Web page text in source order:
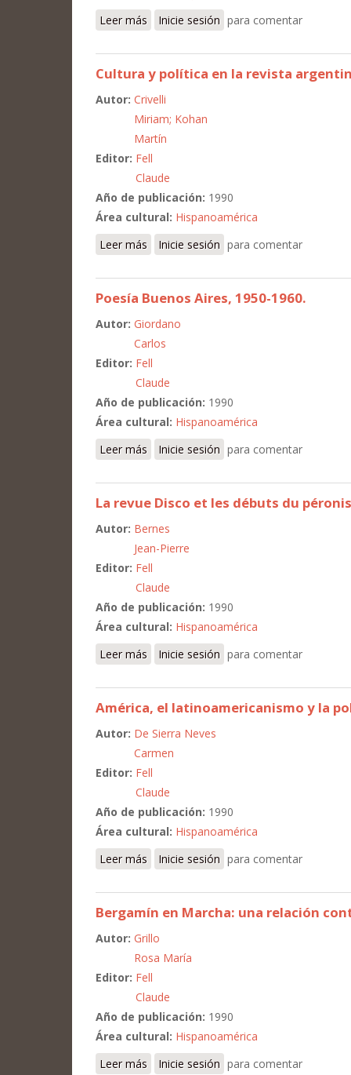
Leer más sobre Proyección de la revista
Inicie sesión para comentar
Cultura y política en la revista
Autor: Crivelli
Miriam; Kohan
Martín
Editor: Fell
Claude
Año de publicación: 1990
Área cultural: Hispanoamérica
Leer más sobre Cultura y política en la revista
Inicie sesión para comentar
Poesía Buenos Aires, 1950-1960.
Autor: Giordano
Carlos
Editor: Fell
Claude
Año de publicación: 1990
Área cultural: Hispanoamérica
Leer más sobre Poesía Buenos Aires, 1950-1960.
Inicie sesión para comentar
La revue Disco et les débuts du
Autor: Bernes
Jean-Pierre
Editor: Fell
Claude
Año de publicación: 1990
Área cultural: Hispanoamérica
Leer más sobre La revue Disco et les débuts du
Inicie sesión para comentar
América, el latinoamericanismo y la
Autor: De Sierra Neves
Carmen
Editor: Fell
Claude
Año de publicación: 1990
Área cultural: Hispanoamérica
Leer más sobre América, el latinoamericanismo
Inicie sesión para comentar
Bergamín en Marcha: una relación
Autor: Grillo
Rosa María
Editor: Fell
Claude
Año de publicación: 1990
Área cultural: Hispanoamérica
Leer más sobre Bergamín en Marcha: una
Inicie sesión para comentar